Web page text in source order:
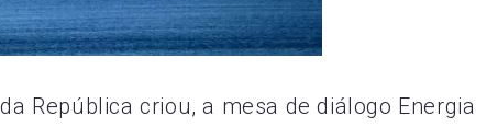
República criou, a mesa de diálogo Energia